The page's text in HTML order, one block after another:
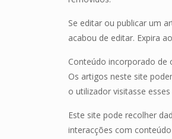
Se editar ou publicar um
acabou de editar. Expira
Conteúdo incorporado de
Os artigos neste site
o utilizador visitasse esses
Este site pode recolher
interacções com